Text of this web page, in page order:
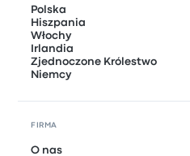
Polska
Hiszpania
Włochy
Irlandia
Zjednoczone Królestwo
Niemcy
FIRMA
O nas